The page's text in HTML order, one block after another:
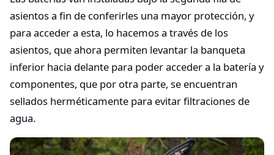
asientos a fin de conferirles una mayor protección, y
para acceder a esta, lo hacemos a través de los
asientos, que ahora permiten levantar la banqueta
inferior hacia delante para poder acceder a la batería y
componentes, que por otra parte, se encuentran
sellados herméticamente para evitar filtraciones de
agua.